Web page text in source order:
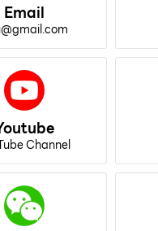
Email
Channel